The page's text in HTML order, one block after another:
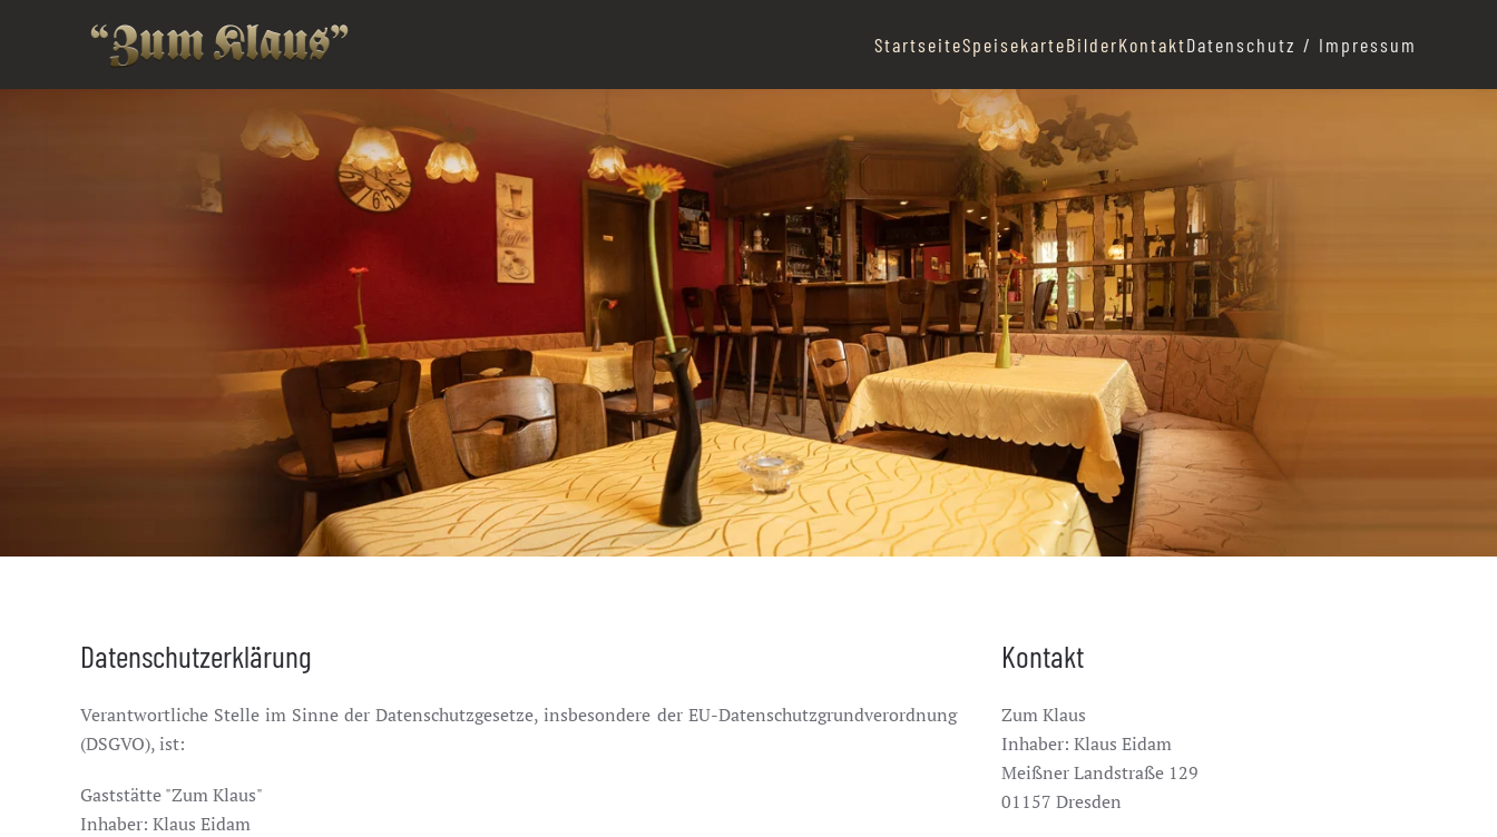
StartseiteSpeisekarteBilderKontaktDatenschutz / Impressum
Datenschutzerklärung
Verantwortliche Stelle im Sinne der Datenschutzgesetze, insbesondere der EU-Datenschutzgrundverordnung
(DSGVO), ist:
Gaststätte "Zum Klaus"
Inhaber: Klaus Eidam
Kontakt
Zum Klaus
Inhaber: Klaus Eidam
Meißner Landstraße 129
01157 Dresden